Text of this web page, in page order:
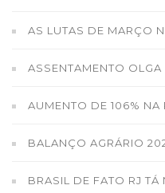
AS LUTAS DE MARÇO
ASSENTAMENTO
AUMENTO DE 106% NA
BALANÇO AGRÁRIO
BRASIL DE FATO RJ TÁ